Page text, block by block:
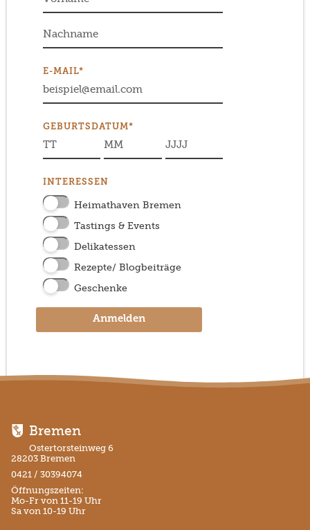
E-MAIL*
GEBURTSDATUM*
INTERESSEN
Heimathaven Bremen
Tastings & Events
Delikatessen
Rezepte/ Blogbeiträge
Geschenke
Anmelden
Bremen
Ostertorsteinweg 6
28203 Bremen
0421 / 30394074
Öffnungszeiten:
Mo-Fr von 11-19 Uhr
Sa von 10-19 Uhr